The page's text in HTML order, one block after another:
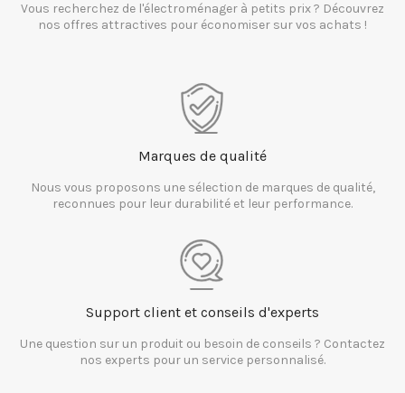
Vous recherchez de l'électroménager à petits prix ? Découvrez
nos offres attractives pour économiser sur vos achats !
Marques de qualité
Nous vous proposons une sélection de marques de qualité,
reconnues pour leur durabilité et leur performance.
Support client et conseils d'experts
Une question sur un produit ou besoin de conseils ? Contactez
nos experts pour un service personnalisé.